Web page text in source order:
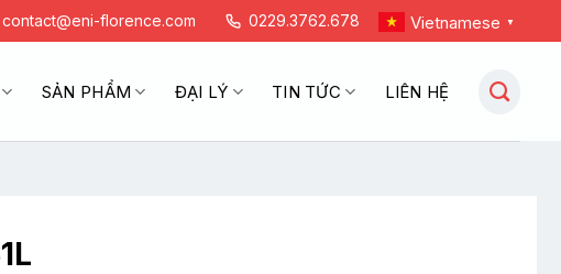
contact@eni-florence.com 0229.3762.678 Vietnamese ▼
SẢN PHẨM ĐẠI LÝ TIN TỨC LIÊN HỆ